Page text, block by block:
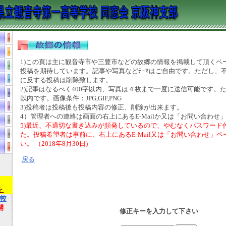
1)この頁は主に観音寺市や三豊市などの故郷の情報を掲載して頂くペ
投稿を期待しています。記事や写真などﾃｰﾏはご自由です。ただし、
に反する投稿は削除致します。
2)記事はなるべく400字以内、写真は４枚まで一度に送信可能です。
以内です。画像条件：JPG,GIF,PNG
3)投稿者は投稿後も投稿内容の修正、削除が出来ます。
4）管理者への連絡は画面の右上にあるE-Mailか又は「お問い合わせ
5)最近、不適切な書き込みが頻発しているので、やむなくパスワード
た。投稿希望者は事前に、右上にあるE-Mail又は「お問い合わせ」ペ
い。 （2018年8月30日)
戻る
修正キーを入力して下さい